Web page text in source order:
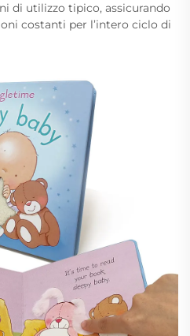
di utilizzo tipico, assicurando
costanti per l’intero ciclo di